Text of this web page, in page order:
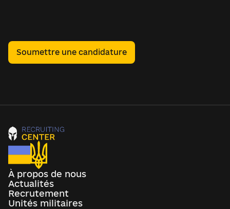
Soumettre une candidature
À propos de nous
Actualités
Recrutement
Unités militaires